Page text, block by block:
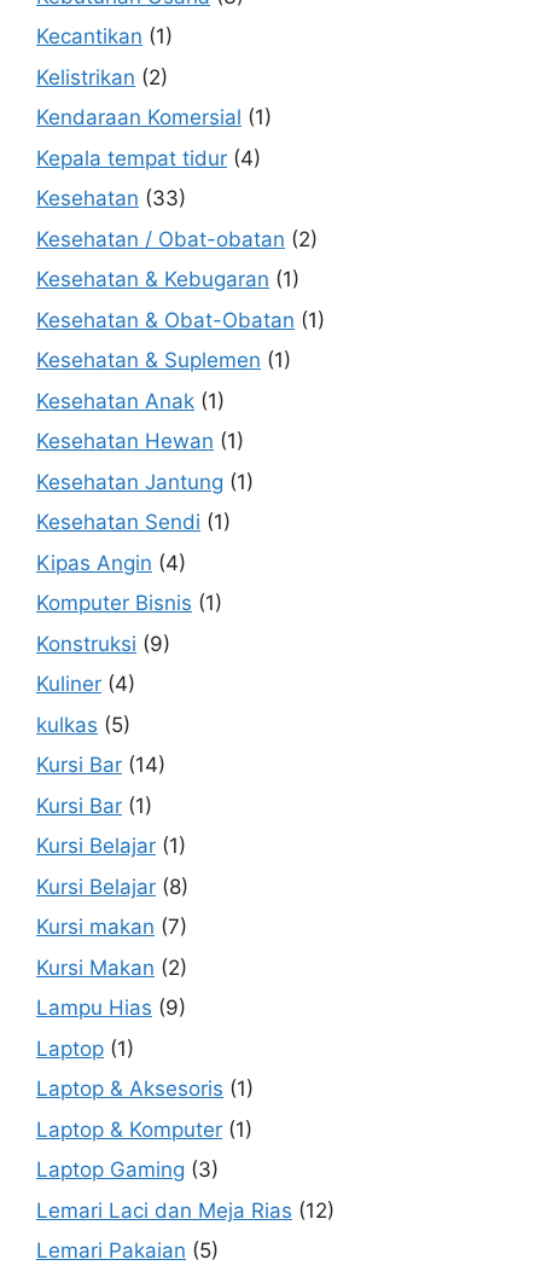
Kecantikan (1)
Kelistrikan (2)
Kendaraan Komersial (1)
Kepala tempat tidur (4)
Kesehatan (33)
Kesehatan / Obat-obatan (2)
Kesehatan & Kebugaran (1)
Kesehatan & Obat-Obatan (1)
Kesehatan & Suplemen (1)
Kesehatan Anak (1)
Kesehatan Hewan (1)
Kesehatan Jantung (1)
Kesehatan Sendi (1)
Kipas Angin (4)
Komputer Bisnis (1)
Konstruksi (9)
Kuliner (4)
kulkas (5)
Kursi Bar (14)
Kursi Bar (1)
Kursi Belajar (1)
Kursi Belajar (8)
Kursi makan (7)
Kursi Makan (2)
Lampu Hias (9)
Laptop (1)
Laptop & Aksesoris (1)
Laptop & Komputer (1)
Laptop Gaming (3)
Lemari Laci dan Meja Rias (12)
Lemari Pakaian (5)